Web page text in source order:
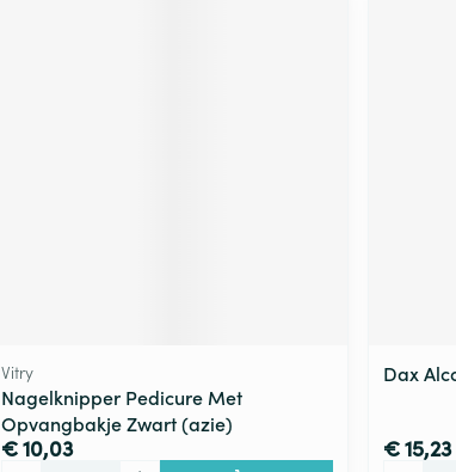
Vitry
Nagelknipper Pedicure Met
Opvangbakje Zwart (azie)
€ 10,03
Dax
€ 15,23